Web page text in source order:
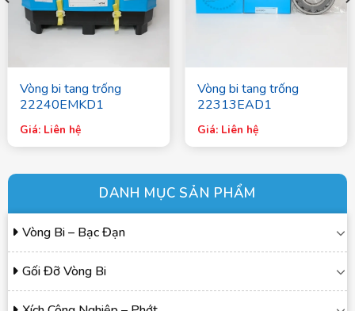
DANH MỤC SẢN PHẨM
Vòng Bi – Bạc Đạn
Gối Đỡ Vòng Bi
Vòng bi tang trống
22240EMKD1
Giá: Liên hệ
Vòng bi tang trống
22313EAD1
Giá: Liên hệ